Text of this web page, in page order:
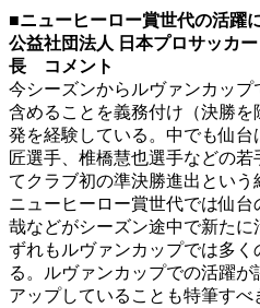
■ニューヒーロー賞世代の活躍
公益社団法人 日本プロサッ
長 コメント
今シーズンからルヴァンカッ
含めることを義務付け（決勝
発を経験している。中でも仙
匠選手、椎橋慧也選手などの
てクラブ初の準決勝進出という
ニューヒーロー賞世代では仙台
哉などがシーズン途中で新た
ずれもルヴァンカップでは多
る。ルヴァンカップでの活躍
アップしていることも特筆すべ